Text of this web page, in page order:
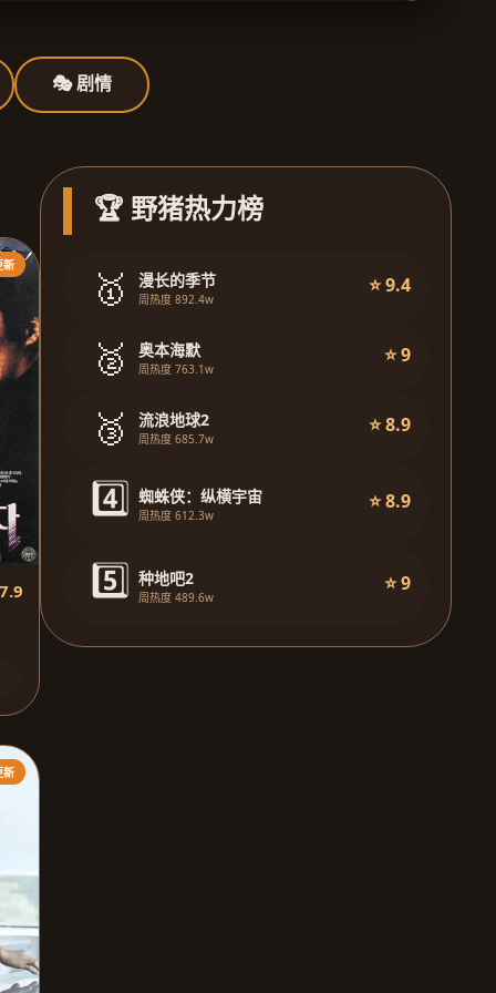
🎭 剧情
新
7.9
新
🏆 野猪热力榜
🥇 漫长的季节
周热度 892.4w
⭐ 9.4
🥈 奥本海默
周热度 763.1w
⭐ 9
🥉 流浪地球2
周热度 685.7w
⭐ 8.9
4️⃣ 蜘蛛侠：纵横宇宙
周热度 612.3w
⭐ 8.9
5️⃣ 种地吧2
周热度 489.6w
⭐ 9